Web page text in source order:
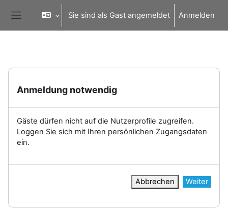
Website-Übersicht
Sie sind als Gast angemeldet Anmelden
Anmeldung notwendig
Gäste dürfen nicht auf die Nutzerprofile zugreifen.
Loggen Sie sich mit Ihren persönlichen Zugangsdaten
ein.
Abbrechen Weiter